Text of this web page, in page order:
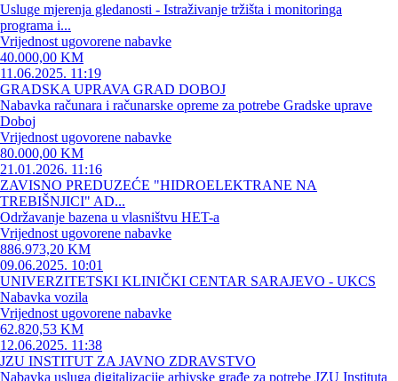
Usluge mjerenja gledanosti - Istraživanje tržišta i monitoringa
programa i...
Vrijednost ugovorene nabavke
40.000,00 KM
11.06.2025. 11:19
GRADSKA UPRAVA GRAD DOBOJ
Nabavka računara i računarske opreme za potrebe Gradske uprave
Doboj
Vrijednost ugovorene nabavke
80.000,00 KM
21.01.2026. 11:16
ZAVISNO PREDUZEĆE "HIDROELEKTRANE NA
TREBIŠNJICI" AD...
Održavanje bazena u vlasništvu HET-a
Vrijednost ugovorene nabavke
886.973,20 KM
09.06.2025. 10:01
UNIVERZITETSKI KLINIČKI CENTAR SARAJEVO - UKCS
Nabavka vozila
Vrijednost ugovorene nabavke
62.820,53 KM
12.06.2025. 11:38
JZU INSTITUT ZA JAVNO ZDRAVSTVO
Nabavka usluga digitalizacije arhivske građe za potrebe JZU Instituta